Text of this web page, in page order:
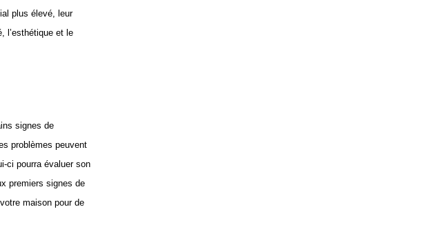
plus élevé, leur
l’esthétique et le
signes de
problèmes peuvent
ci pourra évaluer son
premiers signes de
maison pour de